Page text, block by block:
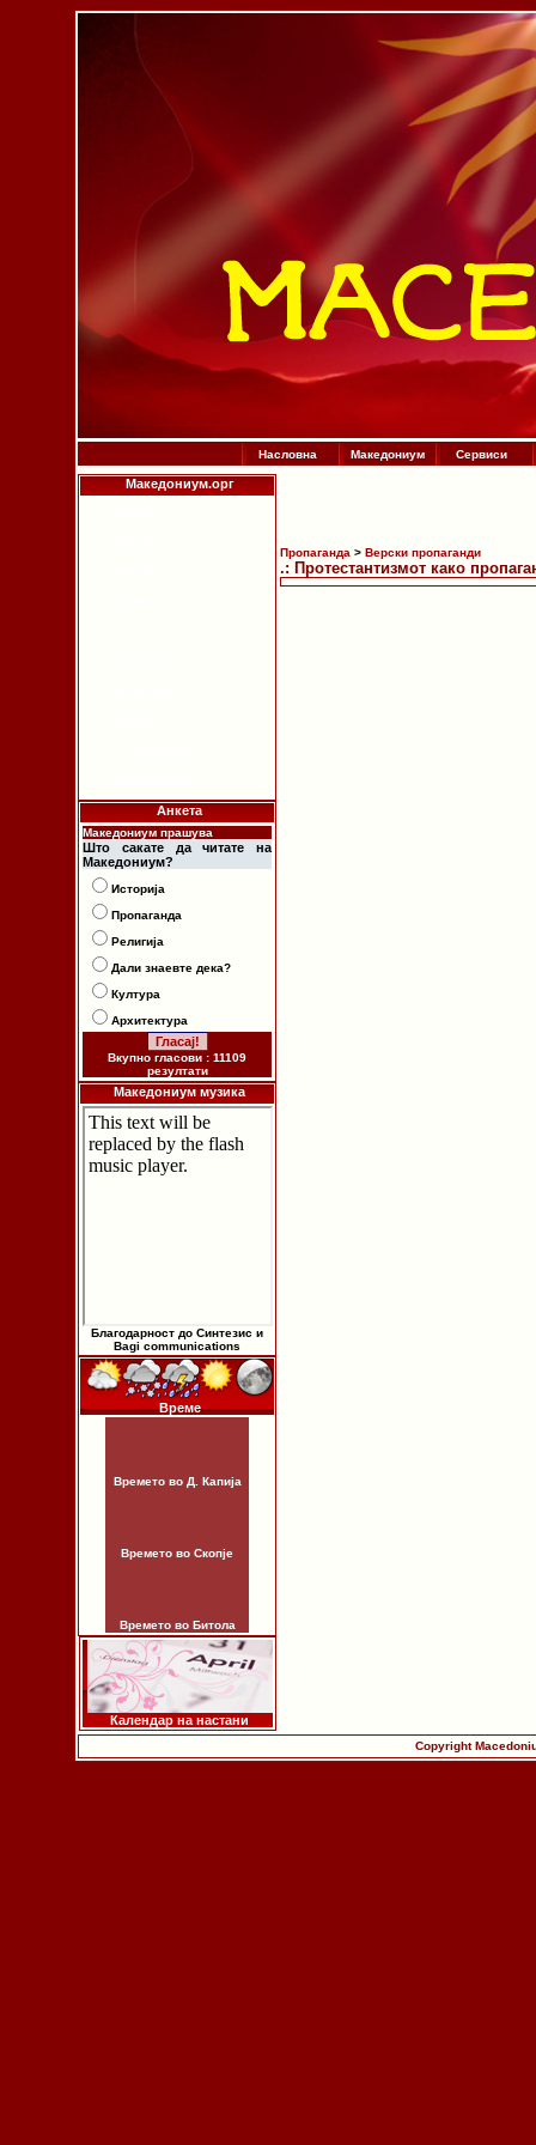
Насловна Македониум Сервиси
Македониум.орг
Анкета
Македониум прашува
Што сакате да читате на
Македониум?
Историја
Пропаганда
Религија
Дали знаевте дека?
Култура
Архитектура
Вкупно гласови : 11109
резултати
Македониум музика
Благодарност до Синтезис и
Bagi communications
Време
Времето во Д. Капија
Времето во Скопје
Времето во Битола
Календар на настани
Пропаганда > Верски пропаганди
.: Протестантизмот како
Copyright